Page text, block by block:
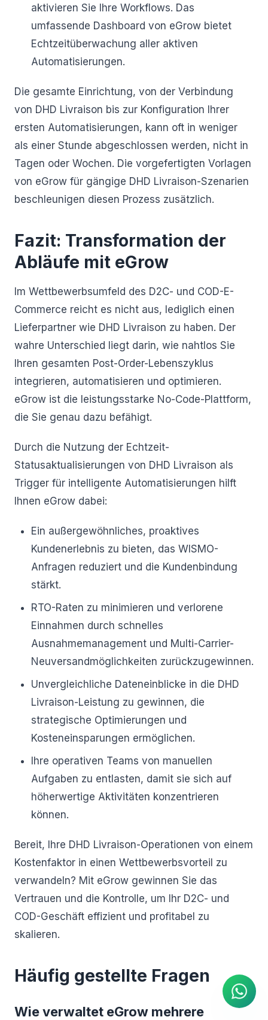
aktivieren Sie Ihre Workflows. Das
umfassende Dashboard von eGrow bietet
Echtzeitüberwachung aller aktiven
Automatisierungen.
Die gesamte Einrichtung, von der Verbindung
von DHD Livraison bis zur Konfiguration Ihrer
ersten Automatisierungen, kann oft in weniger
als einer Stunde abgeschlossen werden, nicht in
Tagen oder Wochen. Die vorgefertigten Vorlagen
von eGrow für gängige DHD Livraison-Szenarien
beschleunigen diesen Prozess zusätzlich.
Fazit: Transformation der
Abläufe mit eGrow
Im Wettbewerbsumfeld des D2C- und COD-E-
Commerce reicht es nicht aus, lediglich einen
Lieferpartner wie DHD Livraison zu haben. Der
wahre Unterschied liegt darin, wie nahtlos Sie
Ihren gesamten Post-Order-Lebenszyklus
integrieren, automatisieren und optimieren.
eGrow ist die leistungsstarke No-Code-Plattform,
die Sie genau dazu befähigt.
Durch die Nutzung der Echtzeit-
Statusaktualisierungen von DHD Livraison als
Trigger für intelligente Automatisierungen hilft
Ihnen eGrow dabei:
Ein außergewöhnliches, proaktives
Kundenerlebnis zu bieten, das WISMO-
Anfragen reduziert und die Kundenbindung
stärkt.
RTO-Raten zu minimieren und verlorene
Einnahmen durch schnelles
Ausnahmemanagement und Multi-Carrier-
Neuversandmöglichkeiten zurückzugewinnen.
Unvergleichliche Dateneinblicke in die DHD
Livraison-Leistung zu gewinnen, die
strategische Optimierungen und
Kosteneinsparungen ermöglichen.
Ihre operativen Teams von manuellen
Aufgaben zu entlasten, damit sie sich auf
höherwertige Aktivitäten konzentrieren
können.
Bereit, Ihre DHD Livraison-Operationen von einem
Kostenfaktor in einen Wettbewerbsvorteil zu
verwandeln? Mit eGrow gewinnen Sie das
Vertrauen und die Kontrolle, um Ihr D2C- und
COD-Geschäft effizient und profitabel zu
skalieren.
Häufig gestellte Fragen
Wie verwaltet eGrow mehrere